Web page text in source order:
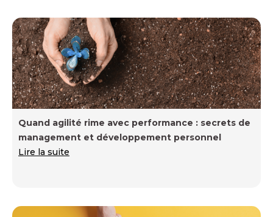
Quand agilité rime avec performance : secrets de
management et développement personnel
Lire la suite